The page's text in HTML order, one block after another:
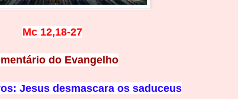
Mc 12,18-27
do Evangelho
Jesus desmascara os saduceus